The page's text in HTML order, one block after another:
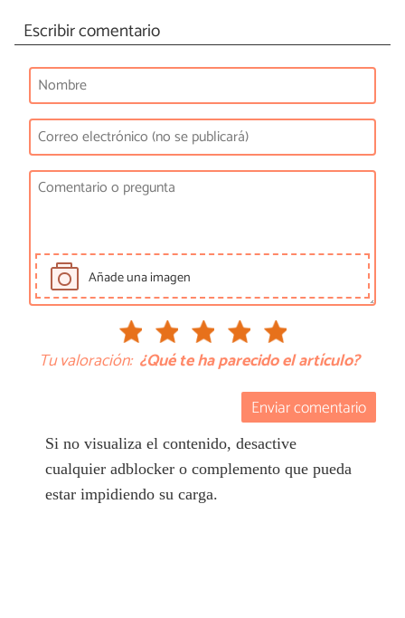
Escribir comentario
Añade una imagen
Tu valoración: ¿Qué te ha parecido el artículo?
Enviar comentario
Si no visualiza el contenido, desactive
cualquier adblocker o complemento que pueda
estar impidiendo su carga.